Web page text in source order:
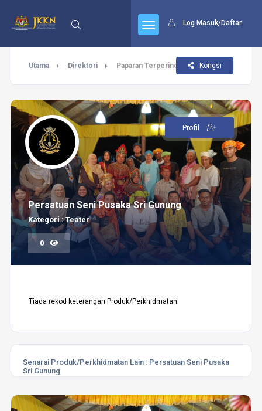
Log Masuk/Daftar
Utama Direktori Paparan Terperinci Kongsi
Persatuan Seni Pusaka Sri Gunung
Kategori : Teater
0
Profil
Tiada rekod keterangan Produk/Perkhidmatan
Senarai Produk/Perkhidmatan Lain : Persatuan Seni Pusaka
Sri Gunung